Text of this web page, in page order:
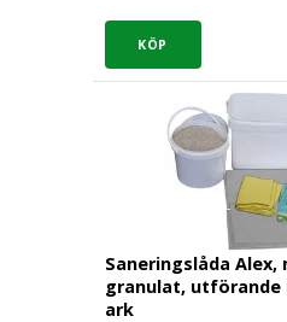
Saneringslåda
Saneringslåda Alex,
granulat, utförande
ark